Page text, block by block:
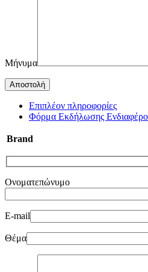
Μήνυμα
Επιπλέον πληροφορίες
Φόρμα Εκδήλωσης
Brand
Ονοματεπώνυμο
E-mail
Θέμα